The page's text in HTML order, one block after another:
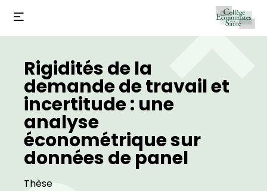
Rigidités de la
demande de travail et
incertitude : une
analyse
économétrique sur
données de panel
Thèse